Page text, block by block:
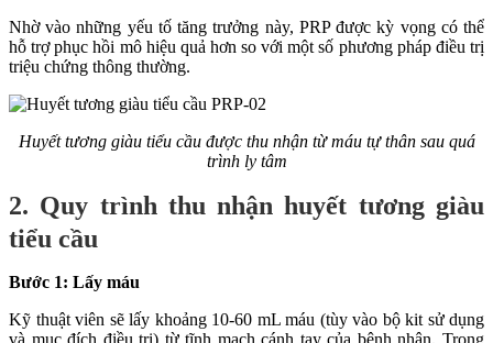
Nhờ vào những yếu tố tăng trưởng này, PRP được kỳ vọng có thể
hỗ trợ phục hồi mô hiệu quả hơn so với một số phương pháp điều trị
triệu chứng thông thường.
Huyết tương giàu tiểu cầu được thu nhận từ máu tự thân sau quá
trình ly tâm
2. Quy trình thu nhận huyết tương giàu
tiểu cầu
Bước 1: Lấy máu
Kỹ thuật viên sẽ lấy khoảng 10-60 mL máu (tùy vào bộ kit sử dụng
và mục đích điều trị) từ tĩnh mạch cánh tay của bệnh nhân. Trong